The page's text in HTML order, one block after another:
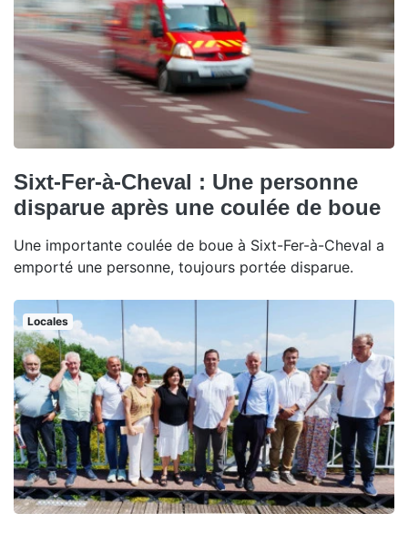
Sixt-Fer-à-Cheval : Une personne
disparue après une coulée de boue
Une importante coulée de boue à Sixt-Fer-à-Cheval a
emporté une personne, toujours portée disparue.
Locales